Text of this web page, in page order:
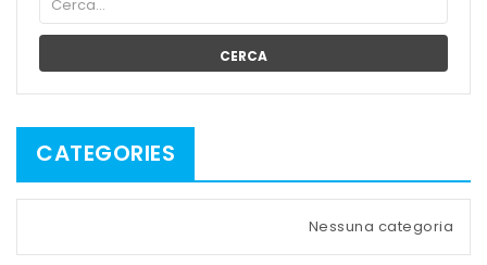
CERCA
CATEGORIES
Nessuna categoria